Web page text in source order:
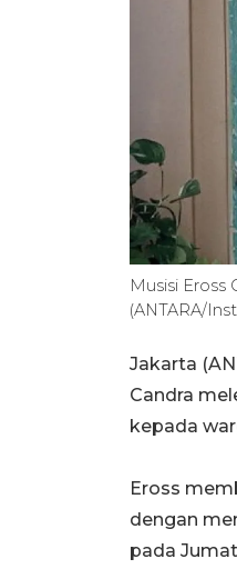
Musisi Eross
(ANTARA/
Jakarta
Candra
kepada
Eross
dengan
pada